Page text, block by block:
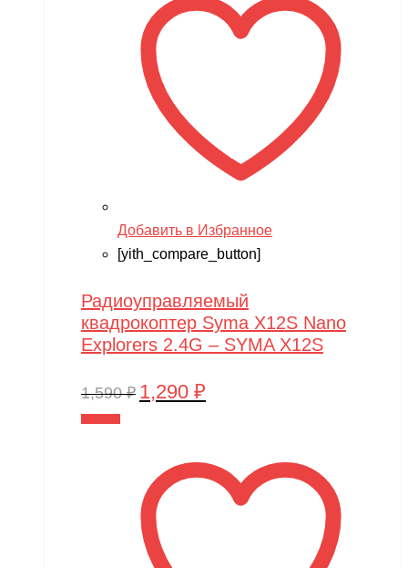
Добавить в Избранное
[yith_compare_button]
Радиоуправляемый
квадрокоптер Syma X12S Nano
Explorers 2.4G – SYMA X12S
1,590₽ Первоначальная
1,590 ₽.
1,290 ₽